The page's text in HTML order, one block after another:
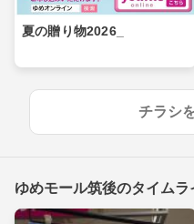
夏の贈り物2026_
チラシ
ゆめモール筑後のタイムラ